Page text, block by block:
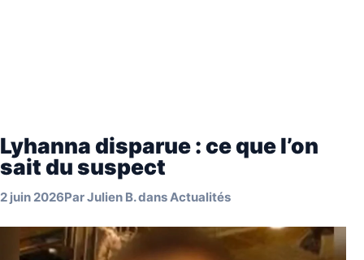
Lyhanna disparue : ce que l’on
sait du suspect
2 juin 2026ParJulien B.dansActualités